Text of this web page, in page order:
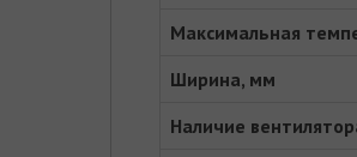
Максимальная
Ширина, мм
Наличие